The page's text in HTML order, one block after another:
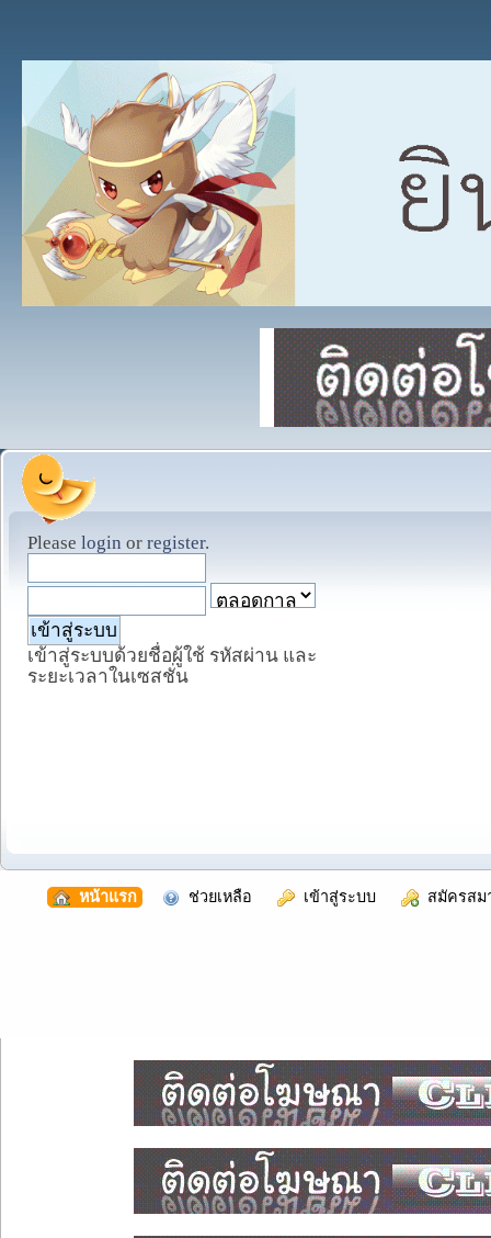
Please login or register.
เข้าสู่ระบบด้วยชื่อผู้ใช้ รหัสผ่าน และ
ระยะเวลาในเซสชั่น
หน้าแรก ช่วยเหลือ เข้าสู่ระบบ สมัครสม